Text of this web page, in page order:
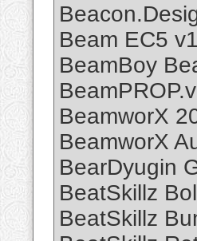
Beam EC5
BeamBoy
BeamworX
BeamworX
BearDyugin
BeatSkillz
BeatSkillz